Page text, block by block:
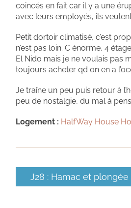
coincés en fait car il y a une
avec leurs employés, ils
Petit dortoir climatisé, c’est
n’est pas loin. C énorme, 4
El Nido mais je ne voulais pas
toujours acheter qd on en a
Je traîne un peu puis retour à
peu de nostalgie, du mal à
Logement : HalfWay House
J28 : Hamac et plongée